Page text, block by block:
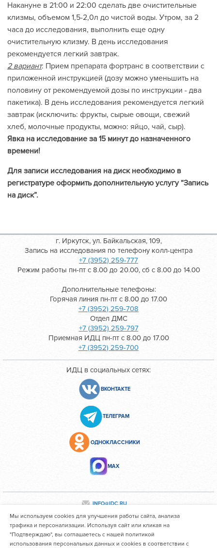
Накануне в 21:00 и 22:00 сделать две очистительные
клизмы, объемом 1,5-2,0л до чистой воды. Утром, за 2
часа до исследования, выполнить еще одну
очистительную клизму. В день исследования
рекомендуется легкий завтрак.
2 вариант: Прием препарата фортранс в соответствии с
приложенной инструкцией (дозу можно уменьшить на
половину от рекомендуемой дозы по инструкции - два
пакетика). В день исследования рекомендуется легкий
завтрак (исключить: фрукты, сырые овощи, свежий
хлеб, молочные продукты, можно: яйцо, чай, сыр).
Явка на исследование за 15 минут до назначенного
времени!
Для записи исследования на диск необходимо в
регистратуре оформить дополнительную услугу “Запись
на диск”.
г. Иркутск, ул. Байкальская, 109,
Запись на исследования по телефону колл-центра
+7 (3952) 259-777
Режим работы пн-пт с 8.00 до 20.00, сб с 8.00 до 14.00
Дополнительные телефоны:
Горячая линия пн-пт с 8.00 до 17.00
+7 (3952) 259-708
Отдел ДМС
+7 (3952) 259-797
Приемная ИДЦ пн-пт с 8.00 до 17.00
+7 (3952) 259-700
ИДЦ в социальных сетях:
ВКОНТАКТЕ
ТЕЛЕГРАМ
ОДНОКЛАССНИКИ
МАХ
INFO@IDC.RU
Все персональные данные сотрудников размещены с их
Мы используем cookies для улучшения работы сайта, анализа
трафика и персонализации. Используя сайт или кликая на
"Подтверждаю", вы соглашаетесь с нашей политикой
использования персональных данных и cookies в соответствии с